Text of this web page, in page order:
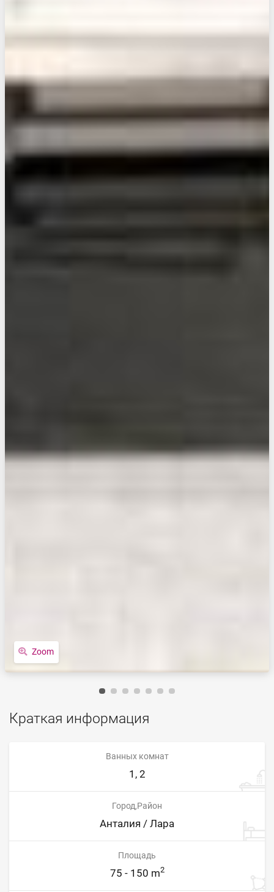
Zoom
Краткая информация
Ванных комнат
1, 2
Город,Район
Анталия / Лара
Площадь
75 - 150 m2